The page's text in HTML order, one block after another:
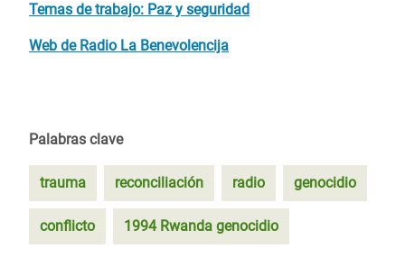
Temas de trabajo: Paz y seguridad
Web de Radio La Benevolencija
Palabras clave
trauma reconciliación radio genocidio
conflicto 1994 Rwanda genocidio